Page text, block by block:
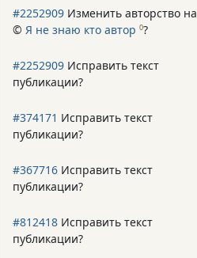
#2252909 Изменить авторство на
© Я не знаю кто автор 0?
#2252909 Исправить текст
публикации?
#374171 Исправить текст
публикации?
#367716 Исправить текст
публикации?
#812418 Исправить текст
публикации?